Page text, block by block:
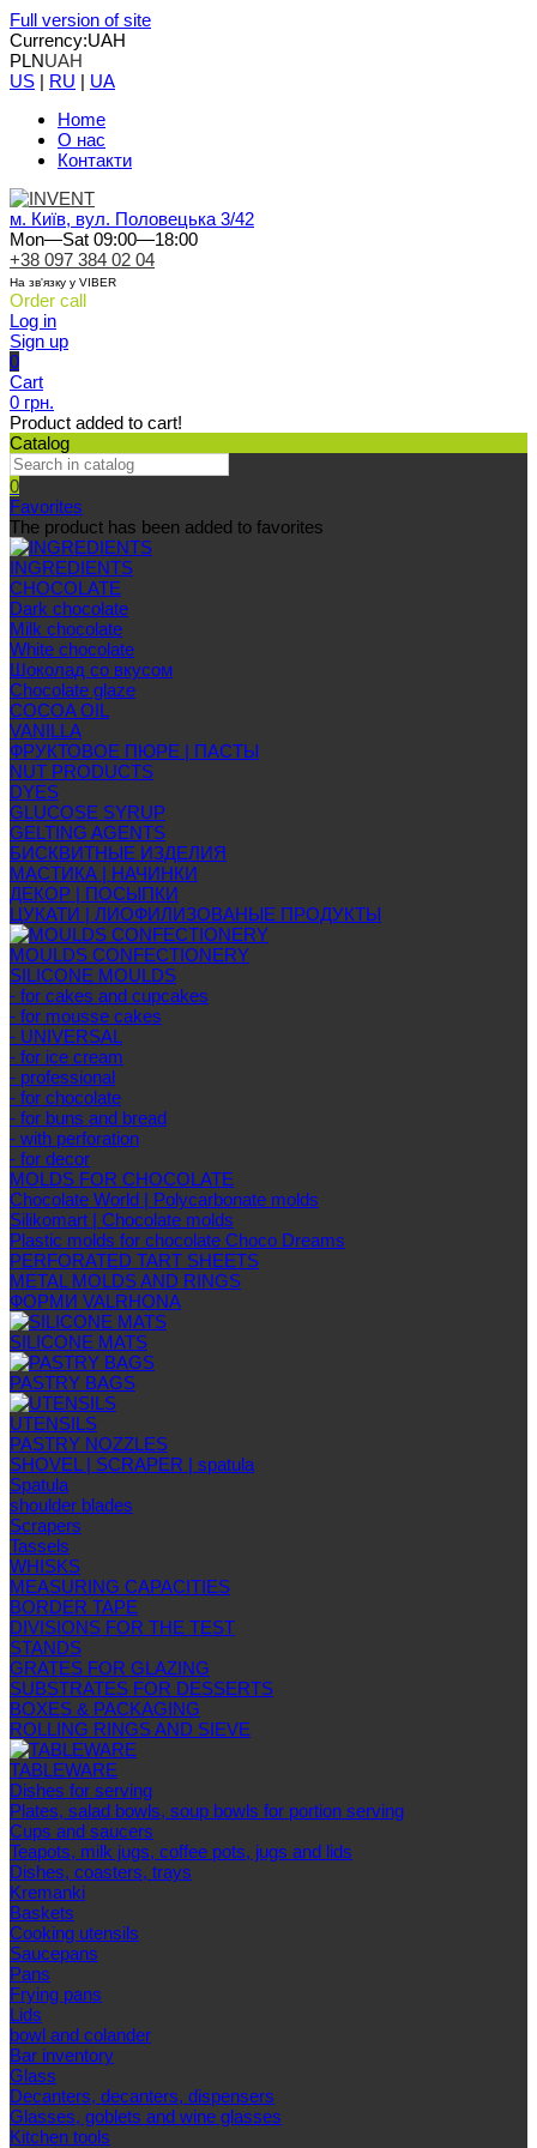
Full version of site
Currency:UAH
PLNUAH
US | RU | UA
Home
О нас
Контакти
м. Київ, вул. Половецька 3/42
Mon—Sat 09:00—18:00
+38 097 384 02 04
На зв'язку у VIBER
Order call
Log in
Sign up
0
Cart
0 грн.
Product added to cart!
Catalog
0
Favorites
The product has been added to favorites
INGREDIENTS
CHOCOLATE
Dark chocolate
Milk chocolate
White chocolate
Шоколад со вкусом
Chocolate glaze
COCOA OIL
VANILLA
ФРУКТОВОЕ ПЮРЕ | ПАСТЫ
NUT PRODUCTS
DYES
GLUCOSE SYRUP
GELTING AGENTS
БИСКВИТНЫЕ ИЗДЕЛИЯ
МАСТИКА | НАЧИНКИ
ДЕКОР | ПОСЫПКИ
ЦУКАТИ | ЛИОФИЛИЗОВАНЫЕ ПРОДУКТЫ
MOULDS CONFECTIONERY
SILICONE MOULDS
- for cakes and cupcakes
- for mousse cakes
- UNIVERSAL
- for ice cream
- professional
- for chocolate
- for buns and bread
- with perforation
- for decor
MOLDS FOR CHOCOLATE
Chocolate World | Polycarbonate molds
Silikomart | Chocolate molds
Plastic molds for chocolate Choco Dreams
PERFORATED TART SHEETS
METAL MOLDS AND RINGS
ФОРМИ VALRHONA
SILICONE MATS
PASTRY BAGS
UTENSILS
PASTRY NOZZLES
SHOVEL | SCRAPER | spatula
Spatula
shoulder blades
Scrapers
Tassels
WHISKS
MEASURING CAPACITIES
BORDER TAPE
DIVISIONS FOR THE TEST
STANDS
GRATES FOR GLAZING
SUBSTRATES FOR DESSERTS
BOXES & PACKAGING
ROLLING RINGS AND SIEVE
TABLEWARE
Dishes for serving
Plates, salad bowls, soup bowls for portion serving
Cups and saucers
Teapots, milk jugs, coffee pots, jugs and lids
Dishes, coasters, trays
Kremanki
Baskets
Cooking utensils
Saucepans
Pans
Frying pans
Lids
bowl and colander
Bar inventory
Glass
Decanters, decanters, dispensers
Glasses, goblets and wine glasses
Kitchen tools